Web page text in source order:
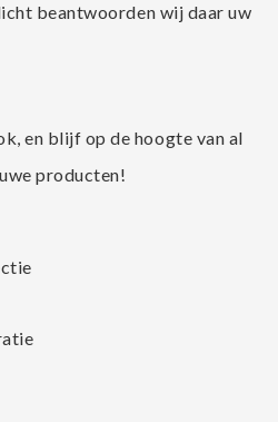
beantwoorden wij daar uw
en blijf op de hoogte van al
producten!